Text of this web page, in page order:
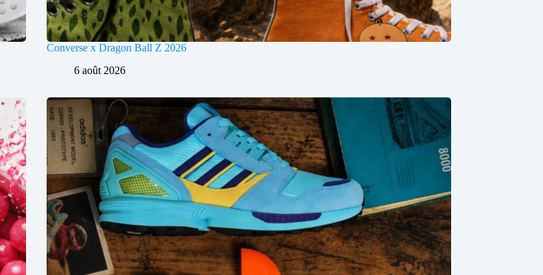
Converse x Dragon Ball Z 2026
6 août 2026